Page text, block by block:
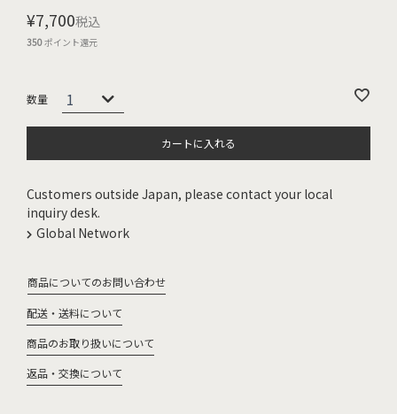
¥7,700税込
350ポイント還元
カートに入れる
Customers outside Japan, please contact your local
inquiry desk.
Global Network
商品についてのお問い合わせ
配送・送料について
商品のお取り扱いについて
返品・交換について